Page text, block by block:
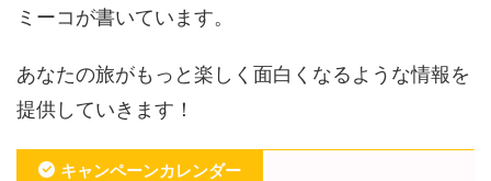
ミーコが書いています。
あなたの旅がもっと楽しく面白くなるような情報を
提供していきます！
キャンペーンカレンダー